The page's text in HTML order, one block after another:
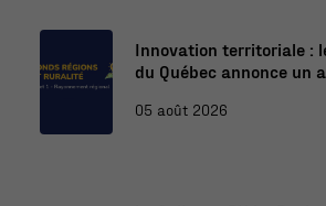
Innovation territoriale :
du Québec annonce un
05 août 2026